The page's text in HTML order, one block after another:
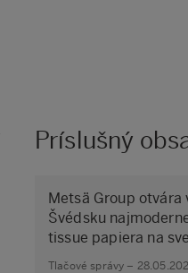
Príslušný
Metsä Group otvára
Švédsku
tissue papiera na
Tlačové správy –